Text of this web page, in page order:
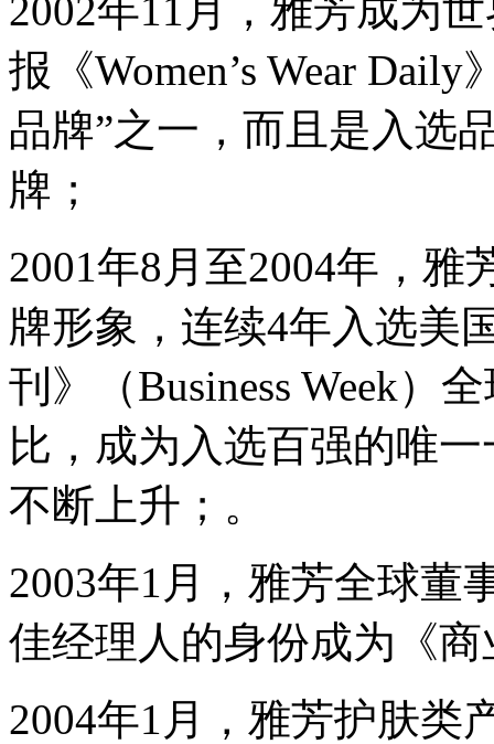
2002年11月，雅芳成为
报《Women’s Wear
品牌”之一，而且是入选
牌；
2001年8月至2004年，
牌形象，连续4年入选美
刊》（Business Week）
比，成为入选百强的唯
不断上升；。
2003年1月，雅芳全球董
佳经理人的身份成为《
2004年1月，雅芳护肤类